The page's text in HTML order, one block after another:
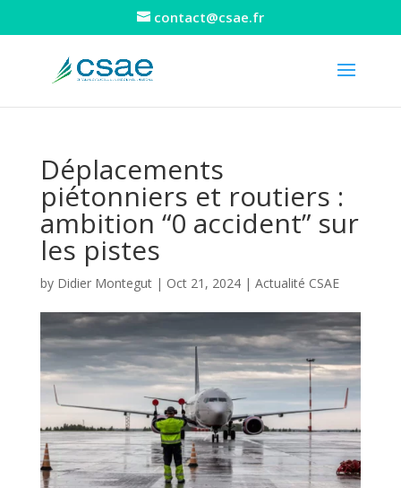
contact@csae.fr
Déplacements
piétonniers et routiers :
ambition “0 accident” sur
les pistes
by Didier Montegut| Oct 21, 2024| Actualité CSAE